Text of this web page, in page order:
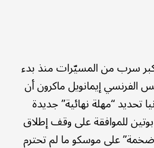
سرب من المسيّرات منذ بدء
الفرنسي إيمانويل ماكرون أن
تحديد “مهلة نهائية” جديدة
للموافقة على وقف إطلاق
على موسكو ما لم تحترم